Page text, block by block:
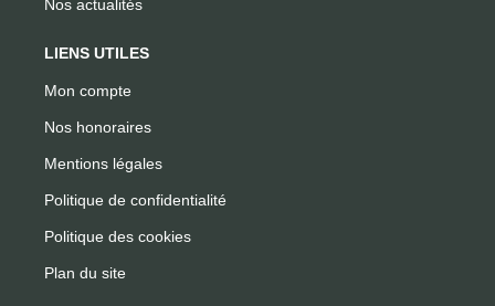
Nos actualités
LIENS UTILES
Mon compte
Nos honoraires
Mentions légales
Politique de confidentialité
Politique des cookies
Plan du site